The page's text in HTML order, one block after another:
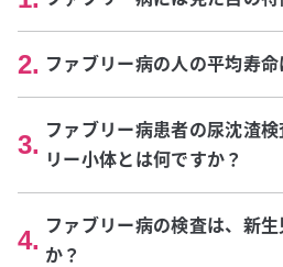
2. ファブリー病の人の平均寿
3. ファブリー病患者の尿沈渣
リー小体とは何ですか？
4. ファブリー病の検査は、新
か？